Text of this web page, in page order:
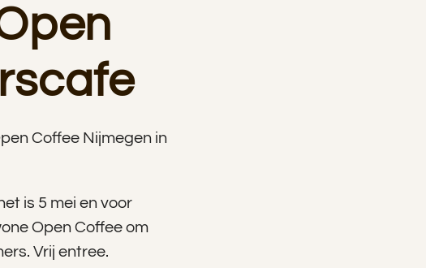
Coffee Nijmegen in
is 5 mei en voor
Open Coffee om
Vrij entree.